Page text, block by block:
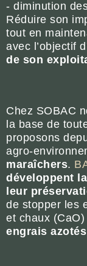
- diminution
Réduire son
tout en
avec l’objectif d
de son
Chez SOBAC
la base de
proposons
agro-
maraîchers.
développent
leur
de stopper les
et chaux
engrais